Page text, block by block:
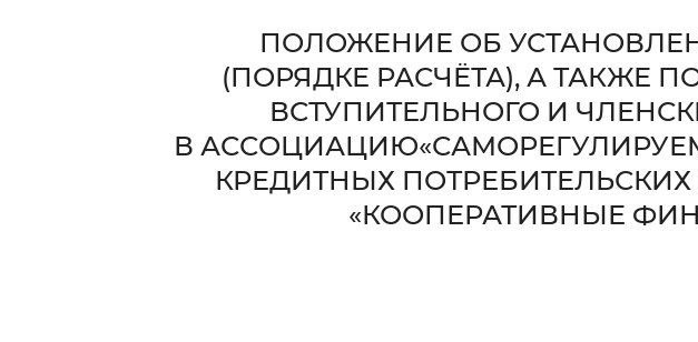
ПОЛОЖЕНИЕ ОБ
(ПОРЯДКЕ РАСЧЁТА), А ТАКЖЕ
ВСТУПИТЕЛЬНОГО И
В
КРЕДИТНЫХ
«КООПЕРАТИВНЫЕ